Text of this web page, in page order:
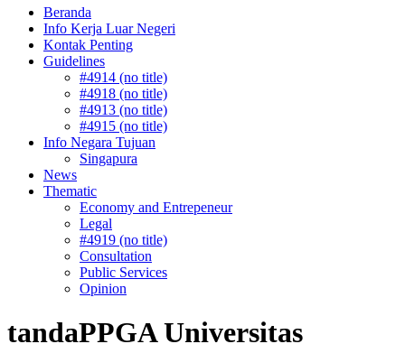
Beranda
Info Kerja Luar Negeri
Kontak Penting
Guidelines
#4914 (no title)
#4918 (no title)
#4913 (no title)
#4915 (no title)
Info Negara Tujuan
Singapura
News
Thematic
Economy and Entrepeneur
Legal
#4919 (no title)
Consultation
Public Services
Opinion
tandaPPGA Universitas